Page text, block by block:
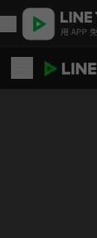
用 APP